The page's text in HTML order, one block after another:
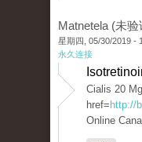
Matnetela (未验
星期四, 05/30/2019 -
永久连接
Cialis 20
href= http://
Online